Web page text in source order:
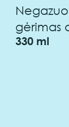
gėrimas
330 ml